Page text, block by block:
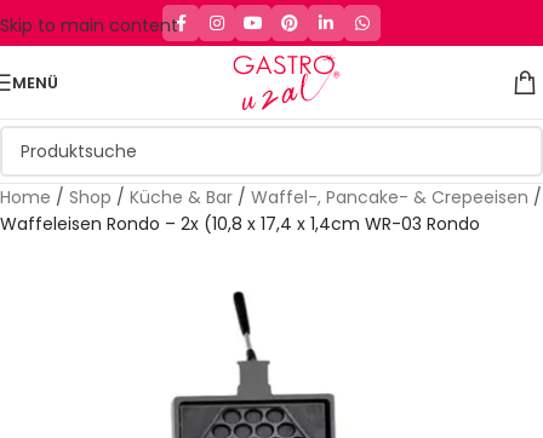
Skip to main content
MENÜ
Home / Shop / Küche & Bar / Waffel-, Pancake- & Crepeeisen /
Waffeleisen Rondo – 2x (10,8 x 17,4 x 1,4cm WR-03 Rondo